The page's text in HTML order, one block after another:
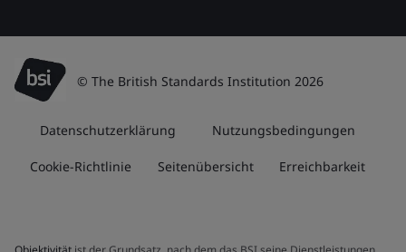
© The British Standards Institution 2026
Datenschutzerklärung Nutzungsbedingungen
Cookie-Richtlinie Seitenübersicht Erreichbarkeit